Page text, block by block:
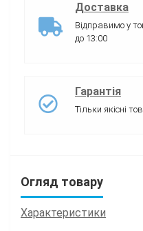
Доставка
Відправимо у
до 13:00
Гарантія
Тільки якісні
Огляд товару
Характеристики